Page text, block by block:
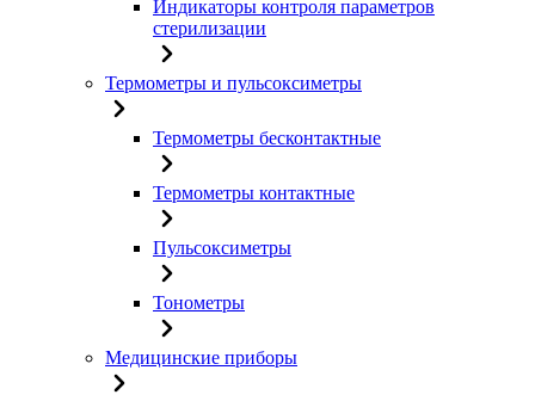
Индикаторы контроля параметров
стерилизации
Термометры и пульсоксиметры
Термометры бесконтактные
Термометры контактные
Пульсоксиметры
Тонометры
Медицинские приборы